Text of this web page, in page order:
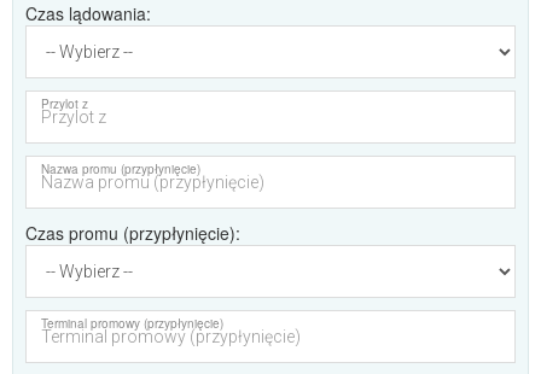
Czas lądowania
Przylot z
Nazwa promu (przypłynięcie)
Czas promu (przypłynięcie)
Terminal promowy (przypłynięcie)